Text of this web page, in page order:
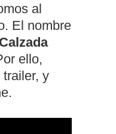
al
El nombre
ello,
y